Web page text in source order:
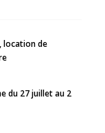
location de
du 27 juillet au 2